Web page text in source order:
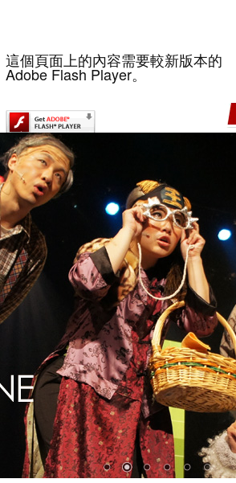
這個頁面上的內容需要較新版本的
Adobe Flash Player。